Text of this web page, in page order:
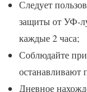
Следует
защиты от УФ-
каждые 2 часа;
Соблюдайте
останавливают
Дневное